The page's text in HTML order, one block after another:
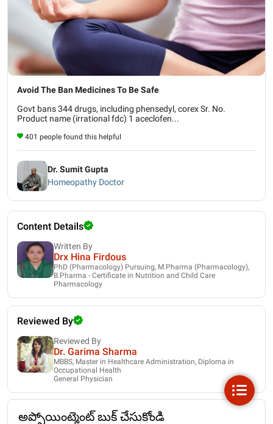
Avoid The Ban Medicines To Be Safe
Govt bans 344 drugs, including phensedyl, corex Sr. No.
Product name (irrational fdc) 1 aceclofen...
401 people found this helpful
Dr. Sumit Gupta
Homeopathy Doctor
Content Details
Written By
Drx Hina Firdous
PhD (Pharmacology) Pursuing, M.Pharma (Pharmacology),
B.Pharma - Certificate in Nutrition and Child Care
Pharmacology
Reviewed By
Reviewed By
Dr. Garima Sharma
MBBS, Master in Healthcare Administration, Diploma in
Occupational Health
General Physician
అప్పోయింట్మెంట్ బుక్ చేసుకోండి